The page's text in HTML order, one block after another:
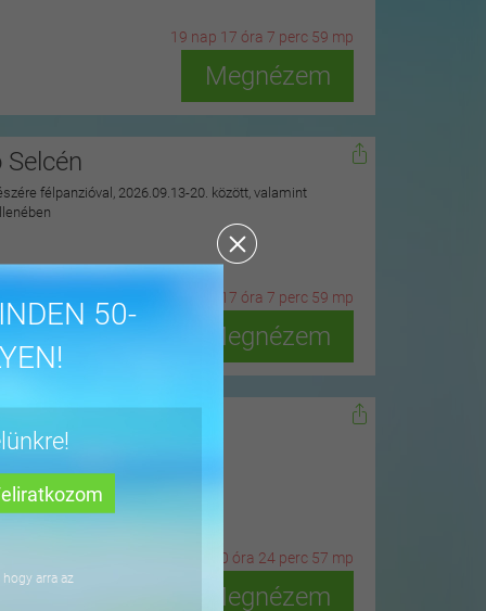
50-
arra az
19 nap 17 óra 7 perc 57 mp
Megnézem
félpanzióval, 2026.09.13-20. között, valamint
17 óra 7 perc 57 mp
Megnézem
15-ig
10 óra 24 perc 55 mp
Megnézem